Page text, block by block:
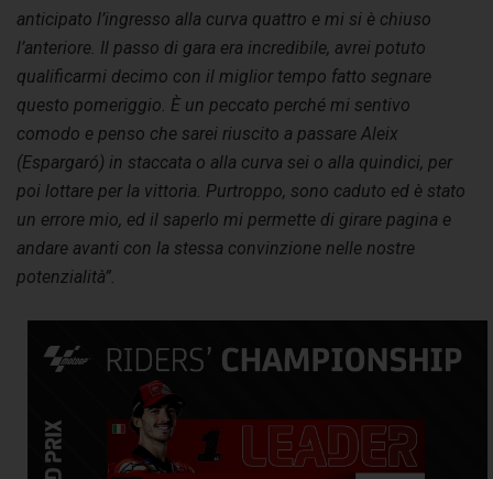
anticipato l’ingresso alla curva quattro e mi si è chiuso
l’anteriore. Il passo di gara era incredibile, avrei potuto
qualificarmi decimo con il miglior tempo fatto segnare
questo pomeriggio. È un peccato perché mi sentivo
comodo e penso che sarei riuscito a passare Aleix
(Espargaró) in staccata o alla curva sei o alla quindici, per
poi lottare per la vittoria. Purtroppo, sono caduto ed è stato
un errore mio, ed il saperlo mi permette di girare pagina e
andare avanti con la stessa convinzione nelle nostre
potenzialità”.